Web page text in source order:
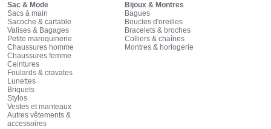
Sac & Mode
Sacs à main
Sacoche & cartable
Valises & Bagages
Petite maroquinerie
Chaussures homme
Chaussures femme
Ceintures
Foulards & cravates
Lunettes
Briquets
Stylos
Vestes et manteaux
Autres vêtements &
accessoires
Bijoux & Montres
Bagues
Boucles d'oreilles
Bracelets & broches
Colliers & chaînes
Montres & horlogerie